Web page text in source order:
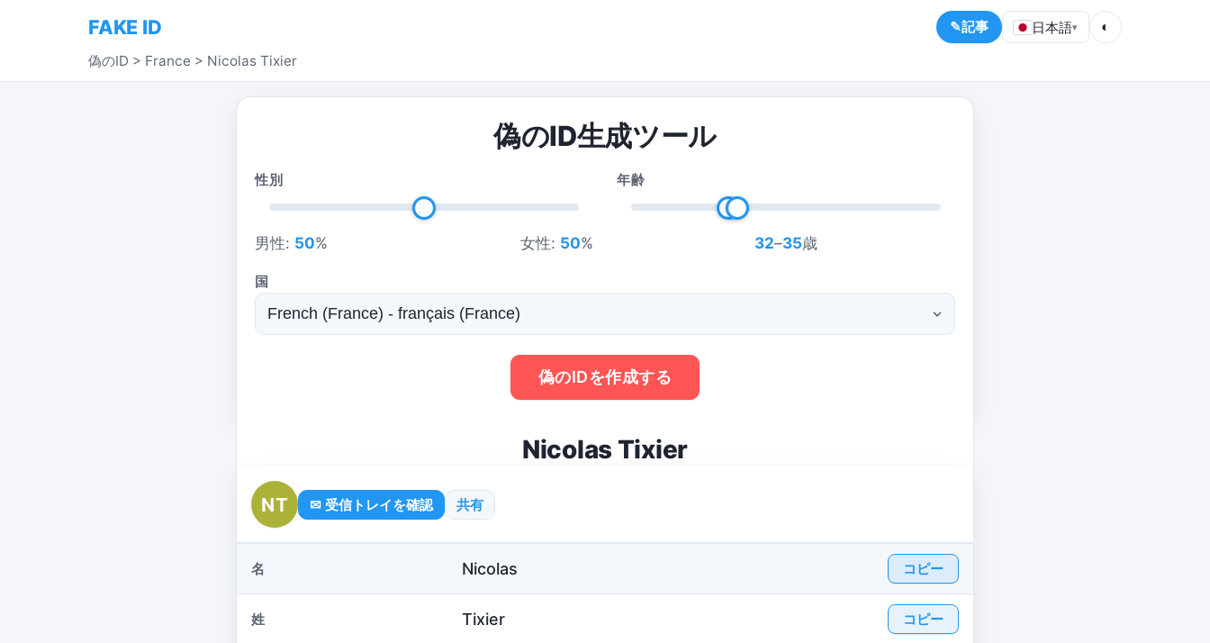
FAKE ID 記事 日本語▾ ◐
偽のID > France > Nicolas Tixier
偽のID生成ツール
性別
男性: 50% 女性: 50%
年齢
32–35歳
国
偽のIDを作成する
Nicolas Tixier
NT ✉ 受信トレイを確認 共有
名 Nicolas コピー
姓 Tixier コピー